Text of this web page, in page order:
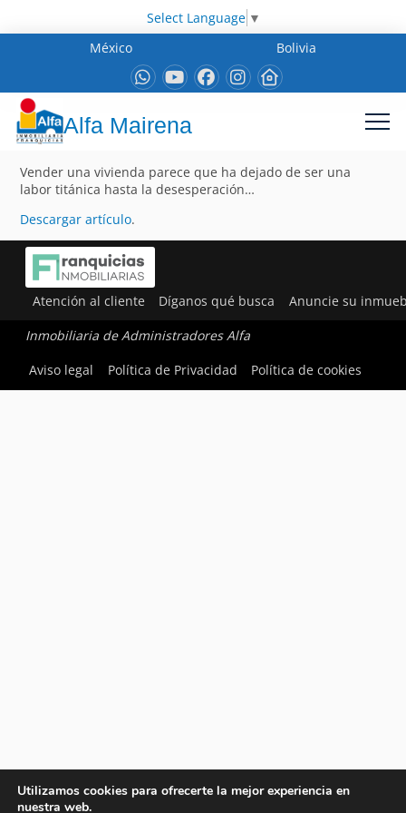
Select Language ▼
México
Bolivia
Alfa Mairena
Vender una vivienda parece que ha dejado de ser una
labor titánica hasta la desesperación…
Descargar artículo.
Atención al cliente Díganos qué busca Anuncie su
Inmobiliaria de Administradores Alfa
Aviso legal
Política de Privacidad Política de cookies
Utilizamos cookies para ofrecerte la mejor experiencia en
nuestra web.